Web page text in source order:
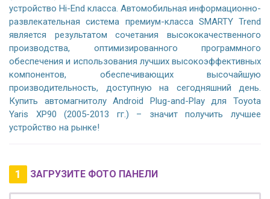
устройство Hi-End класса. Автомобильная информационно-
развлекательная система премиум-класса SMARTY Trend
является результатом сочетания высококачественного
производства, оптимизированного программного
обеспечения и использования лучших высокоэффективных
компонентов, обеспечивающих высочайшую
производительность, доступную на сегодняшний день.
Купить автомагнитолу Android Plug-and-Play для Toyota
Yaris XP90 (2005-2013 гг.) – значит получить лучшее
устройство на рынке!
1 ЗАГРУЗИТЕ ФОТО ПАНЕЛИ